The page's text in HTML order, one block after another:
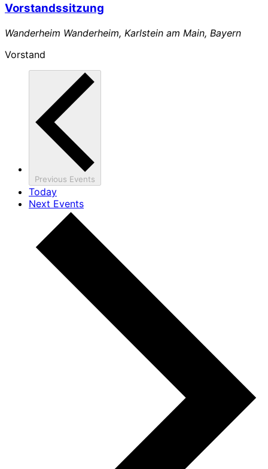
Vorstandssitzung
Wanderheim Wanderheim, Karlstein am Main, Bayern
Vorstand
Previous Events
Today
Next Events